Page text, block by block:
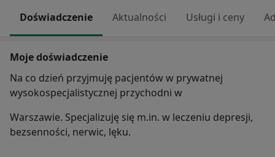
Doświadczenie Aktualności Usługi i ceny
Moje doświadczenie
Na co dzień przyjmuję pacjentów w prywatnej
wysokospecjalistycznej przychodni w
Warszawie. Specjalizuję się m.in. w leczeniu depresji,
bezsenności, nerwic, lęku.